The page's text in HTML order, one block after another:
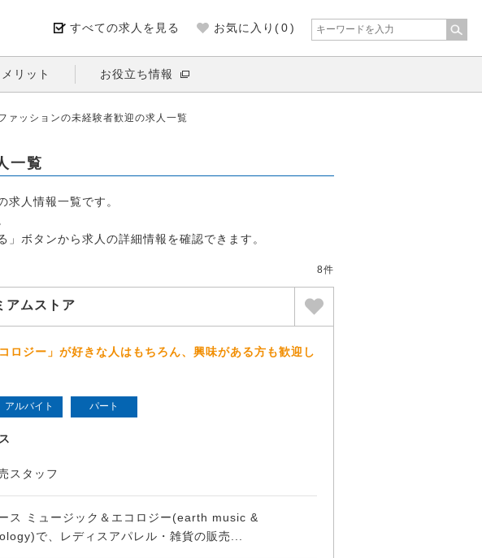
すべての求人を見る お気に入り(0)
リット お役立ち情報
ァッションの未経験者歓迎の求人一覧
一覧
人情報一覧です。
ボタンから求人の詳細情報を確認できます。
8件
アムストア
ロジー」が好きな人はもちろん、興味がある方も歓迎し
アルバイト パート
スタッフ
ス ミュージック＆エコロジー(earth music &
で、レディスアパレル・雑貨の販売...